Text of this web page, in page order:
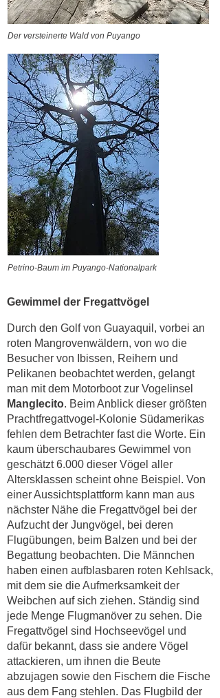
Der versteinerte Wald von Puyango
Petrino-Baum im Puyango-Nationalpark
Gewimmel der Fregattvögel
Durch den Golf von Guayaquil, vorbei an
roten Mangrovenwäldern, von wo die
Besucher von Ibissen, Reihern und
Pelikanen beobachtet werden, gelangt
man mit dem Motorboot zur Vogelinsel
Manglecito. Beim Anblick dieser größten
Prachtfregattvogel‐Kolonie Südamerikas
fehlen dem Betrachter fast die Worte. Ein
kaum überschaubares Gewimmel von
geschätzt 6.000 dieser Vögel aller
Altersklassen scheint ohne Beispiel. Von
einer Aussichtsplattform kann man aus
nächster Nähe die Fregattvögel bei der
Aufzucht der Jungvögel, bei deren
Flugübungen, beim Balzen und bei der
Begattung beobachten. Die Männchen
haben einen aufblasbaren roten Kehlsack,
mit dem sie die Aufmerksamkeit der
Weibchen auf sich ziehen. Ständig sind
jede Menge Flugmanöver zu sehen. Die
Fregattvögel sind Hochseevögel und
dafür bekannt, dass sie andere Vögel
attackieren, um ihnen die Beute
abzujagen sowie den Fischern die Fische
aus dem Fang stehlen. Das Flugbild der